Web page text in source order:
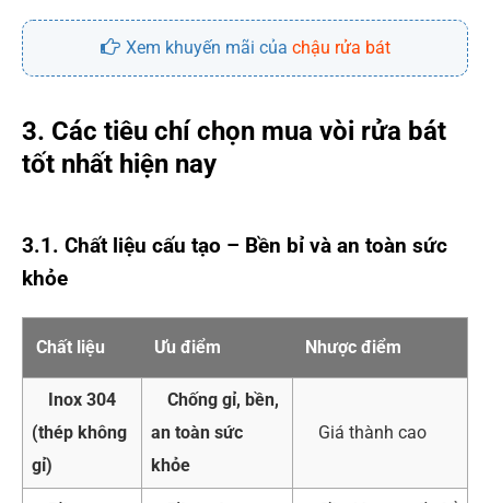
Xem khuyến mãi của chậu rửa bát
3. Các tiêu chí chọn mua vòi rửa bát
tốt nhất hiện nay
3.1. Chất liệu cấu tạo – Bền bỉ và an toàn sức
khỏe
Chất liệu Ưu điểm Nhược điểm
Inox 304
(thép không
gỉ)
Chống gỉ, bền,
an toàn sức
khỏe
Giá thành cao